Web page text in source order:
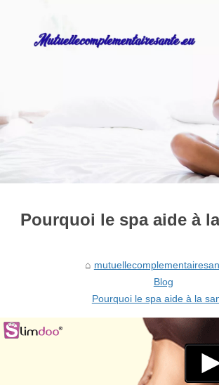
Pourquoi le spa aide à
Blog
Pourquoi le spa aide à la